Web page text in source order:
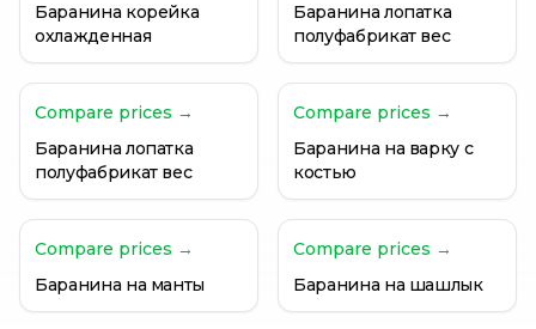
Баранина корейка
охлажденная
Баранина лопатка
полуфабрикат вес
Compare prices →
Баранина лопатка
полуфабрикат вес
Compare prices →
Баранина на варку с
костью
Compare prices →
Баранина на манты
Compare prices →
Баранина на шашлык